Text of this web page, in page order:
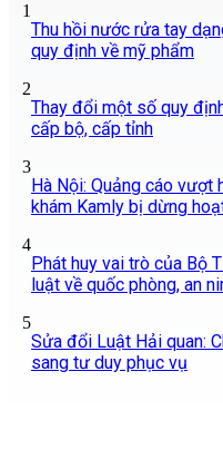
1
Thu hồi nước rửa tay
quy định về mỹ phẩm
2
Thay đổi một số quy
cấp bộ, cấp tỉnh
3
Hà Nội: Quảng cáo vượt
khám Kamly bị dừng
4
Phát huy vai trò của Bộ
luật về quốc phòng, an
5
Sửa đổi Luật Hải quan:
sang tư duy phục vụ